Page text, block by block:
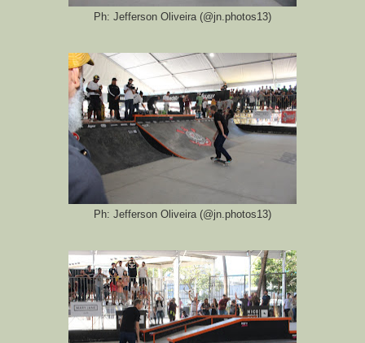
Ph: Jefferson Oliveira (@jn.photos13)
Ph: Jefferson Oliveira (@jn.photos13)